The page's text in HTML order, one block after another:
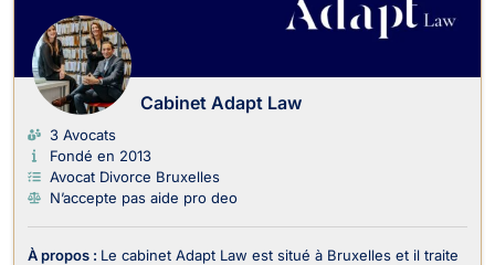
Cabinet Adapt Law
3 Avocats
Fondé en 2013
Avocat Divorce Bruxelles
N’accepte pas aide pro deo
À propos : Le cabinet Adapt Law est situé à Bruxelles et il traite